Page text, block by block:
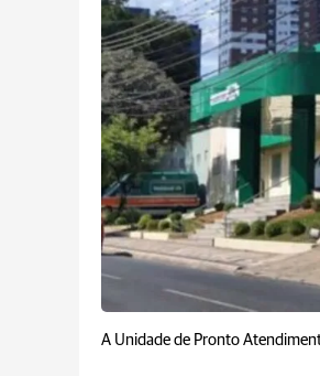
A Unidade de Pronto